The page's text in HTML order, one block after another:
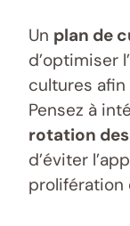
Un plan de
d’optimiser
cultures afin
Pensez à
rotation
d’éviter
prolifération